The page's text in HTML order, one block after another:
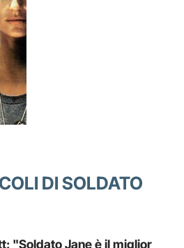
DI SOLDATO
"Soldato Jane è il miglior